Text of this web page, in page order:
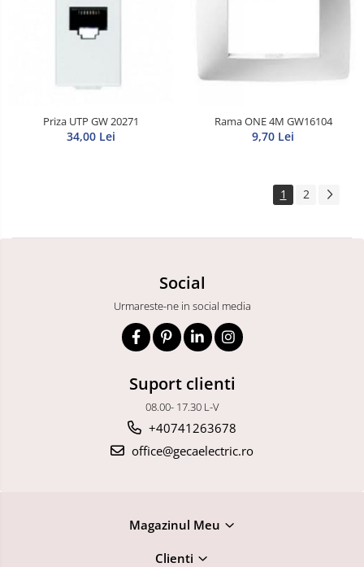
Priza UTP GW 20271
34,00 Lei
Rama ONE 4M GW16104
9,70 Lei
1 2
Social
Urmareste-ne in social media
Suport clienti
08.00- 17.30 L-V
+40741263678
office@gecaelectric.ro
Magazinul Meu
Clienti